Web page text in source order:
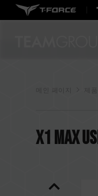
제품
X1 MAX